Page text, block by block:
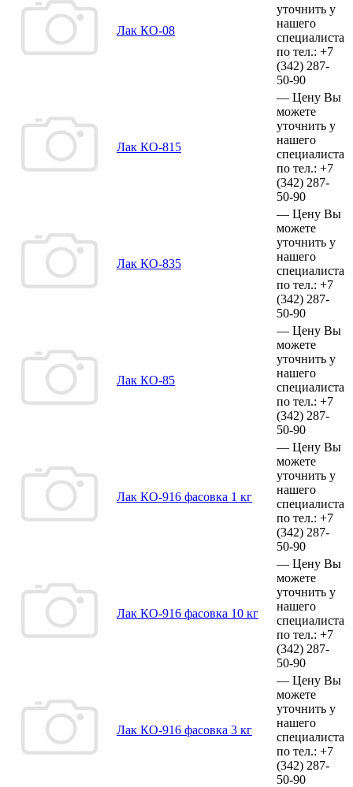
Лак КО-08
уточнить у
нашего
специалиста
по тел.: +7
(342) 287-
50-90
Лак КО-815
— Цену Вы
можете
уточнить у
нашего
специалиста
по тел.: +7
(342) 287-
50-90
Лак КО-835
— Цену Вы
можете
уточнить у
нашего
специалиста
по тел.: +7
(342) 287-
50-90
Лак КО-85
— Цену Вы
можете
уточнить у
нашего
специалиста
по тел.: +7
(342) 287-
50-90
Лак КО-916 фасовка 1 кг
— Цену Вы
можете
уточнить у
нашего
специалиста
по тел.: +7
(342) 287-
50-90
Лак КО-916 фасовка 10 кг
— Цену Вы
можете
уточнить у
нашего
специалиста
по тел.: +7
(342) 287-
50-90
Лак КО-916 фасовка 3 кг
— Цену Вы
можете
уточнить у
нашего
специалиста
по тел.: +7
(342) 287-
50-90